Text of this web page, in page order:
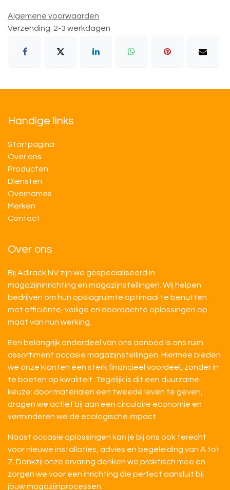
Algemene voorwaarden
Verzending: 2-3 werkdagen
Handige links
Startpagina
Over ons
Producten
Diensten
Overnames
M​​erken
Contact
Over ons
Bij Adirack NV zijn we gespecialiseerd in
magazijninrichting en magazijnstellingen. Wij helpen
bedrijven om hun opslagruimte optimaal te benutten
met efficiënte, veilige en doordachte oplossingen op
maat van hun werking.
Een belangrijk onderdeel van ons aanbod is ons ruim
assortiment occasie magazijnstellingen. Hiermee bieden
we onze klanten een sterk financieel voordeel, zonder in
te boeten op kwaliteit. Tegelijk is dit een duurzame
keuze: door materialen een tweede leven te geven,
dragen we actief bij aan een circulaire economie en
verminderen we de ecologische impact.
Naast occasie oplossingen kan je bij ons ook terecht
voor nieuwe installaties, advies en begeleiding van A tot
Z. Dankzij onze ervaring denken we praktisch mee en
zorgen we voor een inrichting die perfect aansluit bij
jouw magazijnprocessen.